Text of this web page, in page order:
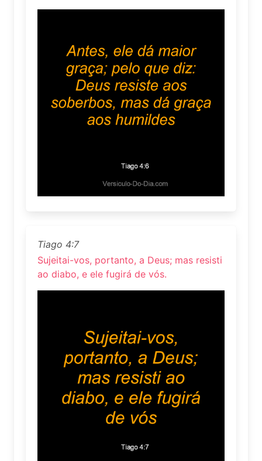
Tiago 4:7
Sujeitai-vos, portanto, a Deus; mas resisti
ao diabo, e ele fugirá de vós.